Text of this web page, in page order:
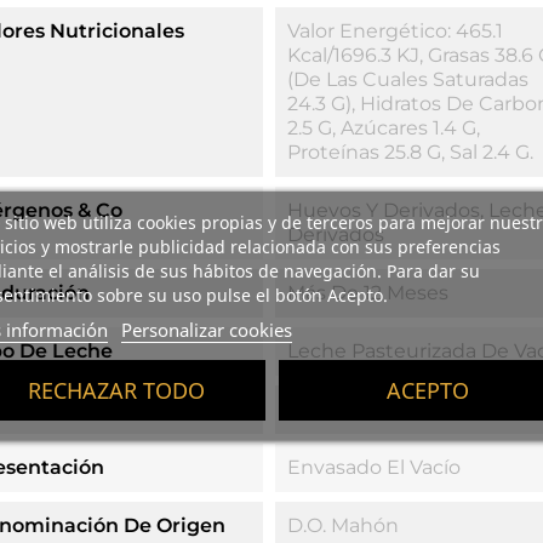
sitio web utiliza cookies propias y de terceros para mejorar
y mostrarle publicidad relacionada con sus preferencias
el análisis de sus hábitos de navegación. Para dar su
sobre su uso pulse el botón Acepto.
información Personalizar cookies
RECHAZAR TODO ACEPTO
Nutricionales
Valor Energético: 465.1
Kcal/1696.3 KJ, Grasas 38.6
(de Las Cuales Saturadas
24.3 G), Hidratos De
2.5 G, Azúcares 1.4 G,
Proteínas 25.8 G, Sal 2.4 G.
& Co
Huevos Y Derivados,
Derivados
Más De 12 Meses
De Leche Leche Pasteurizada De
Envasado El Vacío
De Origen D.O. Mahón